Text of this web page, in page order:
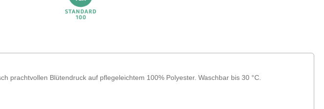
prachtvollen Blütendruck auf pflegeleichtem 100% Polyester. Waschbar bis 30 °C.